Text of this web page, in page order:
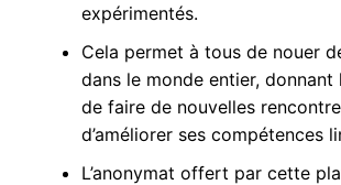
expérimentés.
Cela permet à tous de nouer
dans le monde entier, donnant
de faire de nouvelles
d’améliorer ses compétences
L’anonymat offert par cette